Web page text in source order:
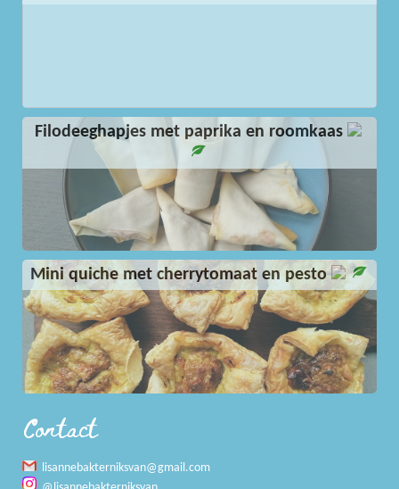
Resultaat
Filodeeghapjes met paprika en roomkaas
Mini quiche met cherrytomaat en pesto
Contact
lisannebakterniksvan@gmail.com